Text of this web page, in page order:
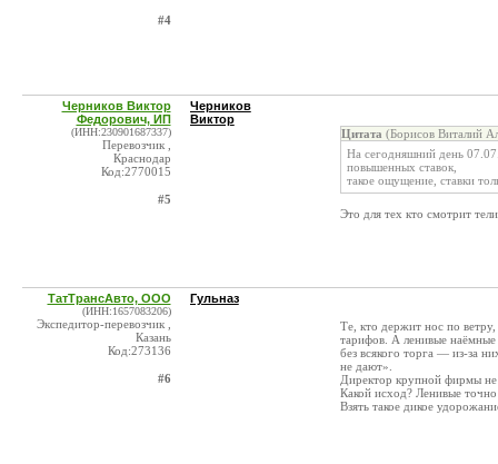
#4
Черников Виктор
Федорович, ИП
(ИНН:230901687337)
Перевозчик ,
Краснодар
Код:2770015
#5
Черников
Виктор
Цитата (Борисов Виталий
На сегодняшний день
повышенных ставок,
такое ощущение, ставки
Это для тех кто смотрит
ТатТрансАвто, ООО
(ИНН:1657083206)
Экспедитор-перевозчик ,
Казань
Код:273136
#6
Гульназ
Те, кто держит нос по
тарифов. А ленивые наёмные
без всякого торга — из-за
не дают».
Директор крупной фирмы не
Какой исход? Ленивые точно
Взять такое дикое